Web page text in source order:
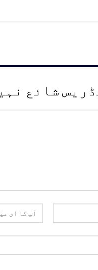
شائع